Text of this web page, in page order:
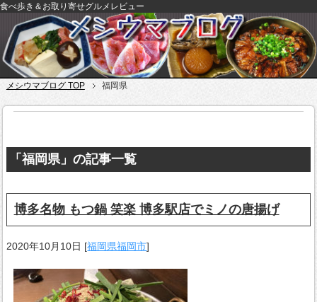
食べ歩き＆お取り寄せグルメレビュー
メシウマブログ TOP 福岡県
「福岡県」の記事一覧
博多名物 もつ鍋 笑楽 博多駅店でミノの唐揚げ
2020年10月10日 [福岡県福岡市]